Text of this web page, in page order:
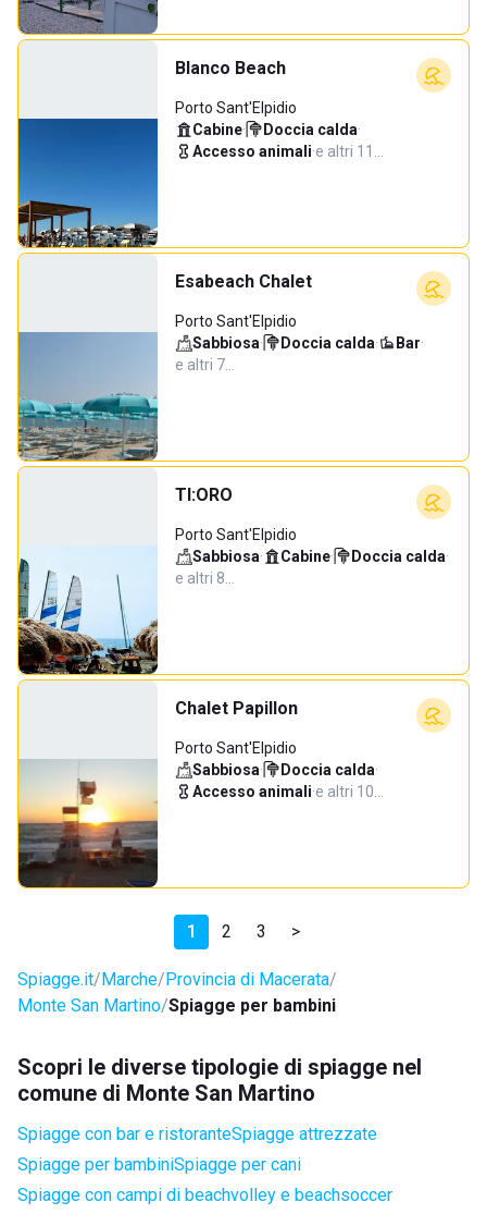
Blanco Beach
Porto Sant'Elpidio
Cabine· Doccia calda·
Accesso animali·e altri 11…
Esabeach Chalet
Porto Sant'Elpidio
Sabbiosa· Doccia calda· Bar·
e altri 7…
TI:ORO
Porto Sant'Elpidio
Sabbiosa· Cabine· Doccia calda·
e altri 8…
Chalet Papillon
Porto Sant'Elpidio
Sabbiosa· Doccia calda·
Accesso animali·e altri 10…
1 2 3 >
Spiagge.it Marche Provincia di Macerata
Monte San Martino Spiagge per bambini
Scopri le diverse tipologie di spiagge nel
comune di Monte San Martino
Spiagge con bar e ristoranteSpiagge attrezzate
Spiagge per bambiniSpiagge per cani
Spiagge con campi di beachvolley e beachsoccer